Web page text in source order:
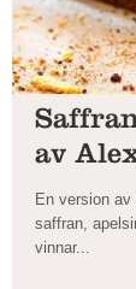
av
En version
saffran,
vinnar...